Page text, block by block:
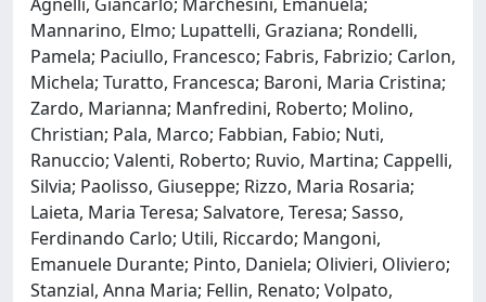
Mannarino, Elmo; Lupattelli, Graziana; Rondelli,
Pamela; Paciullo, Francesco; Fabris, Fabrizio; Carlon,
Michela; Turatto, Francesca; Baroni, Maria Cristina;
Zardo, Marianna; Manfredini, Roberto; Molino,
Christian; Pala, Marco; Fabbian, Fabio; Nuti,
Ranuccio; Valenti, Roberto; Ruvio, Martina; Cappelli,
Silvia; Paolisso, Giuseppe; Rizzo, Maria Rosaria;
Laieta, Maria Teresa; Salvatore, Teresa; Sasso,
Ferdinando Carlo; Utili, Riccardo; Mangoni,
Emanuele Durante; Pinto, Daniela; Olivieri, Oliviero;
Stanzial, Anna Maria; Fellin, Renato; Volpato,